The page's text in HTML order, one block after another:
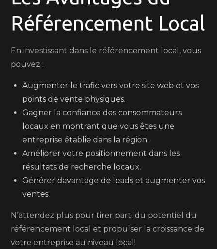
Référencement Local
En investissant dans le référencement local, vous
pouvez :
Augmenter le trafic vers votre site web et vos
points de vente physiques.
Gagner la confiance des consommateurs
locaux en montrant que vous êtes une
entreprise établie dans la région.
Améliorer votre positionnement dans les
résultats de recherche locaux.
Générer davantage de leads et augmenter vos
ventes.
N’attendez plus pour tirer parti du potentiel du
référencement local et propulser la croissance de
votre entreprise au niveau local!